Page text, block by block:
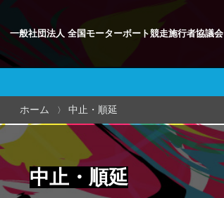
一般社団法人 全国モーターボート競走施行者協議会
中止・順延
ホーム 中止・順延